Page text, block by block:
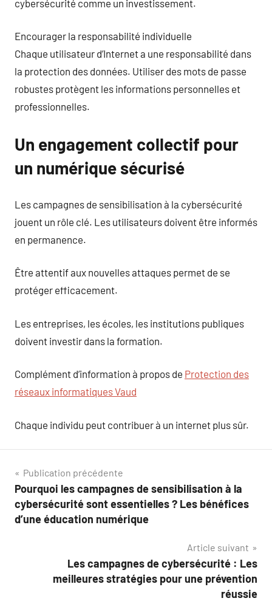
cybersécurité comme un investissement.
Encourager la responsabilité individuelle
Chaque utilisateur d’Internet a une responsabilité dans
la protection des données. Utiliser des mots de passe
robustes protègent les informations personnelles et
professionnelles.
Un engagement collectif pour
un numérique sécurisé
Les campagnes de sensibilisation à la cybersécurité
jouent un rôle clé. Les utilisateurs doivent être informés
en permanence.
Être attentif aux nouvelles attaques permet de se
protéger efficacement.
Les entreprises, les écoles, les institutions publiques
doivent investir dans la formation.
Complément d’information à propos de Protection des
réseaux informatiques Vaud
Chaque individu peut contribuer à un internet plus sûr.
Navigation
de
l’article
Publication précédente
Pourquoi les campagnes de sensibilisation à la
cybersécurité sont essentielles ? Les bénéfices
d’une éducation numérique
Article suivant
Les campagnes de cybersécurité : Les
meilleures stratégies pour une prévention
réussie